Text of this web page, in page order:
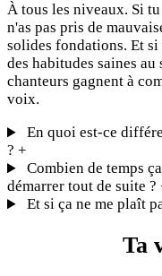
À tous les niveaux. Si
n'as pas pris de
solides fondations. Et
des habitudes saines
chanteurs gagnent à
voix.
En quoi est-ce
? +
Combien de temps
démarrer tout de suite ?
Et si ça ne me plaît
Ta